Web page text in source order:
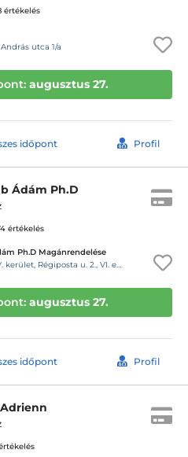
értékelés
utca 1/a
augusztus 27.
időpont Profil
Ádám Ph.D
értékelés
Ph.D Magánrendelése
u. 2., VI. emelet, 59. ajtó, 61-es kapucsengő
augusztus 27.
időpont Profil